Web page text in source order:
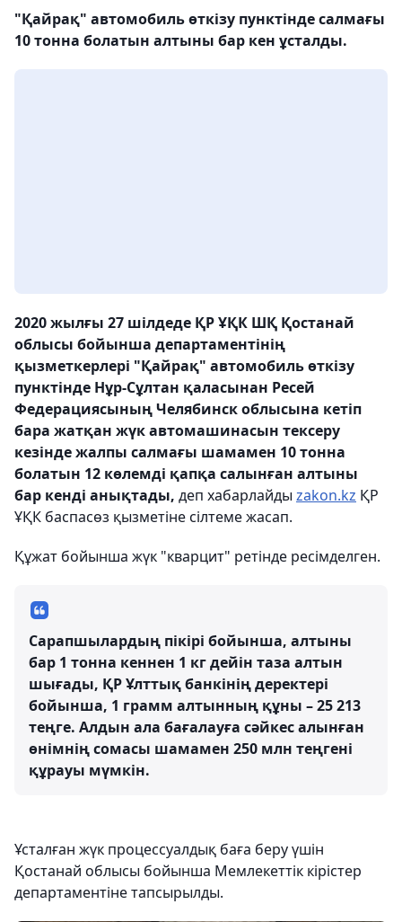
"Қайрақ" автомобиль өткізу пунктінде салмағы
10 тонна болатын алтыны бар кен ұсталды.
2020 жылғы 27 шілдеде ҚР ҰҚК ШҚ Қостанай
облысы бойынша департаментінің
қызметкерлері "Қайрақ" автомобиль өткізу
пунктінде Нұр-Сұлтан қаласынан Ресей
Федерациясының Челябинск облысына кетіп
бара жатқан жүк автомашинасын тексеру
кезінде жалпы салмағы шамамен 10 тонна
болатын 12 көлемді қапқа салынған алтыны
бар кенді анықтады, деп хабарлайды zakon.kz ҚР
ҰҚК баспасөз қызметіне сілтеме жасап.
Құжат бойынша жүк "кварцит" ретінде ресімделген.
Сарапшылардың пікірі бойынша, алтыны
бар 1 тонна кеннен 1 кг дейін таза алтын
шығады, ҚР Ұлттық банкінің деректері
бойынша, 1 грамм алтынның құны – 25 213
теңге. Алдын ала бағалауға сәйкес алынған
өнімнің сомасы шамамен 250 млн теңгені
құрауы мүмкін.
Ұсталған жүк процессуалдық баға беру үшін
Қостанай облысы бойынша Мемлекеттік кірістер
департаментіне тапсырылды.